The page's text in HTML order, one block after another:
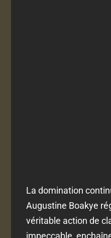
La domination
Augustine Boakye
véritable action de